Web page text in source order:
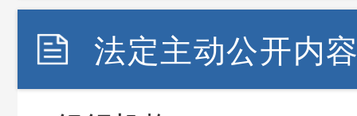
法定主动公开内